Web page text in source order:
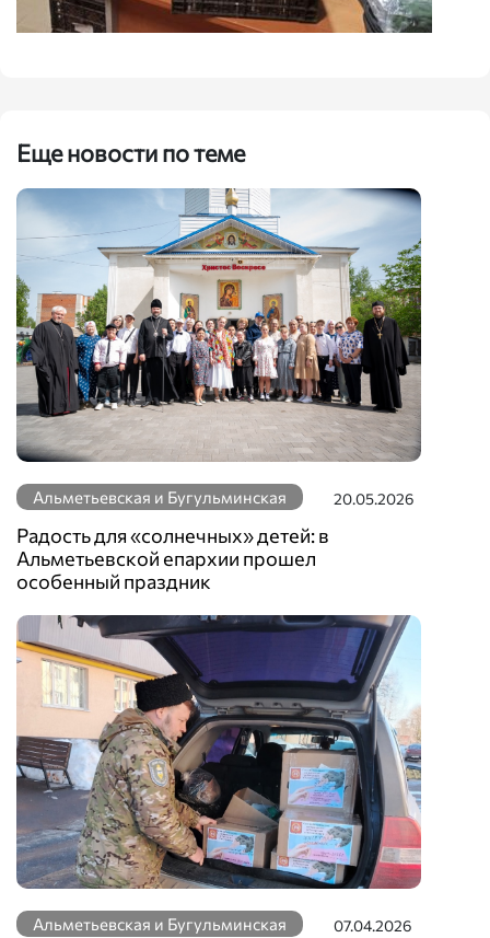
Еще новости по теме
Альметьевская и Бугульминская 20.05.2026
Радость для «солнечных» детей: в
Альметьевской епархии прошел
особенный праздник
Альметьевская и Бугульминская 07.04.2026